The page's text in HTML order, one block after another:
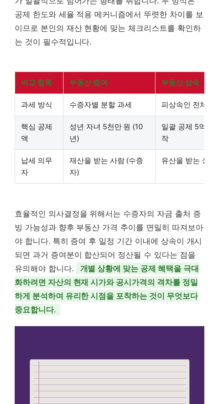
공제 한도와 세율 적용 메커니즘에서 뚜렷한 차이를 보
이므로 본인의 재산 현황에 맞는 체크리스트를 확인하
는 것이 필수적입니다.
비교 항목 부동산 증여 부동산 상속
과세 방식 수증자별 분할 과세 피상속인 전체 재
핵심 공제
액
성년 자녀 5천만 원 (10
년)
일괄 공제 5억 원
작
납세 의무
자
재산을 받는 사람 (수증
자)
유산을 받는 상속
효율적인 의사결정을 위해서는 수증자의 자금 출처 증
빙 가능성과 향후 부동산 가격 추이를 면밀히 따져보아
야 합니다. 특히 증여 후 일정 기간 이내에 상속이 개시
되면 과거 증여분이 합산되어 정산될 수 있다는 점을
유의해야 합니다.
개별 상황에 맞는 공제 혜택을 극대
화하려면 자산의 현재 시가와 공시가격의 격차를 정밀
하게 분석하여 유리한 시점을 포착하는 것이 무엇보다
중요합니다.